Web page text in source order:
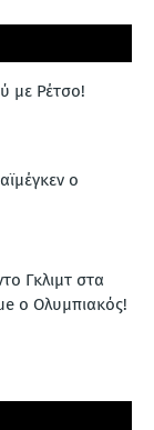
με Ρέτσο!
ο
Γκλιμτ στα
ο Ολυμπιακός!